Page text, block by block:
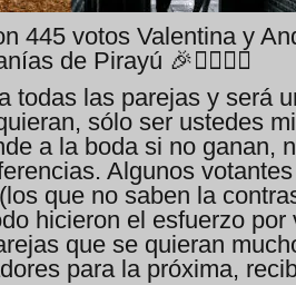
445 votos Valentina y
de Pirayú 🎉👩‍❤️‍💋‍👨
todas las parejas y será
sólo ser ustedes
a la boda si no
Algunos
que no saben la
hicieron el esfuerzo
que se quieran
para la próxima,